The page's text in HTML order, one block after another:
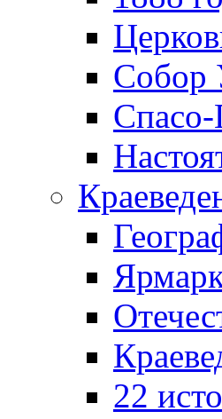
Собор
22